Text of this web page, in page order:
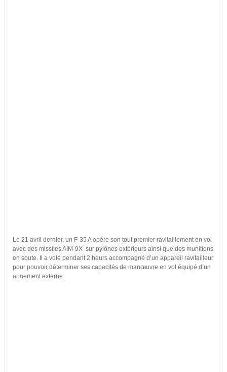
Le 21 avril dernier, un F-35 A opère son tout premier ravitaillement en vol
avec des missiles AIM-9X sur pylônes extérieurs ainsi que des munitions
en soute. Il a volé pendant 2 heurs accompagné d’un appareil ravitailleur
pour pouvoir déterminer ses capacités de manœuvre en vol équipé d’un
armement externe.